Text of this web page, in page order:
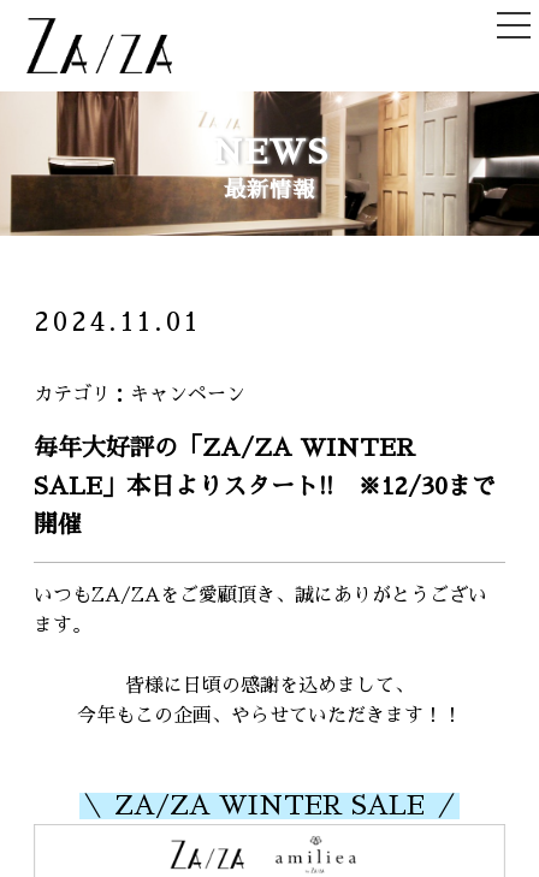
トップ
NEWS＆TOPICS
ニュース＆記事
SHOPLIST
店舗一覧
NEWS
最新情報
2024.11.01
カテゴリ キャンペーン
毎年大好評の「ZA/ZA WINTER
SALE」本日よりスタート!! ※12/30まで
開催
いつもZA/ZAをご愛顧頂き、誠にありがとうござい
ます。
皆様に日頃の感謝を込めまして、
今年もこの企画、やらせていただきます！！
＼ ZA/ZA WINTER SALE ／